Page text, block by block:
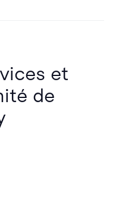
et
de